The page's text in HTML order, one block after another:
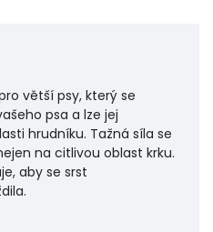
větší psy, který se
psa a lze jej
hrudníku. Tažná síla se
na citlivou oblast krku.
aby se srst